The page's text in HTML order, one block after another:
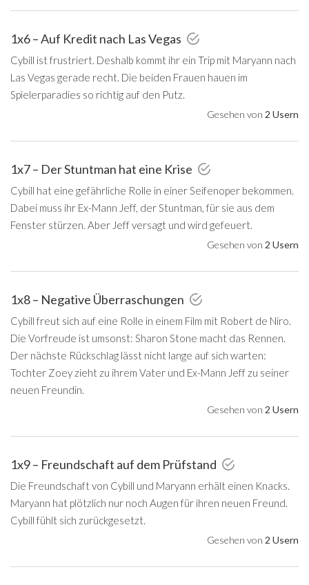
1x6 – Auf Kredit nach Las Vegas
Cybill ist frustriert. Deshalb kommt ihr ein Trip mit Maryann nach
Las Vegas gerade recht. Die beiden Frauen hauen im
Spielerparadies so richtig auf den Putz.
Gesehen von 2 Usern
1x7 – Der Stuntman hat eine Krise
Cybill hat eine gefährliche Rolle in einer Seifenoper bekommen.
Dabei muss ihr Ex-Mann Jeff, der Stuntman, für sie aus dem
Fenster stürzen. Aber Jeff versagt und wird gefeuert.
Gesehen von 2 Usern
1x8 – Negative Überraschungen
Cybill freut sich auf eine Rolle in einem Film mit Robert de Niro.
Die Vorfreude ist umsonst: Sharon Stone macht das Rennen.
Der nächste Rückschlag lässt nicht lange auf sich warten:
Tochter Zoey zieht zu ihrem Vater und Ex-Mann Jeff zu seiner
neuen Freundin.
Gesehen von 2 Usern
1x9 – Freundschaft auf dem Prüfstand
Die Freundschaft von Cybill und Maryann erhält einen Knacks.
Maryann hat plötzlich nur noch Augen für ihren neuen Freund.
Cybill fühlt sich zurückgesetzt.
Gesehen von 2 Usern